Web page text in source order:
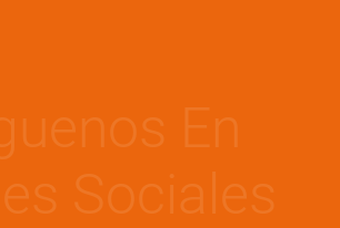
En
Sociales